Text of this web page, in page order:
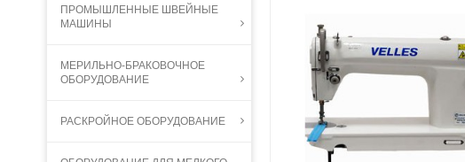
ПРОМЫШЛЕННЫЕ ШВЕЙНЫЕ
МАШИНЫ
МЕРИЛЬНО-БРАКОВОЧНОЕ
ОБОРУДОВАНИЕ
РАСКРОЙНОЕ ОБОРУДОВАНИЕ